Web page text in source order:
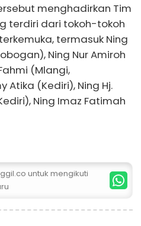
menghadirkan Tim
terdiri dari tokoh-tokoh
termasuk Ning
Ning Nur Amiroh
(Mlangi,
Atika (Kediri), Ning Hj.
Ning Imaz Fatimah
untuk mengikuti